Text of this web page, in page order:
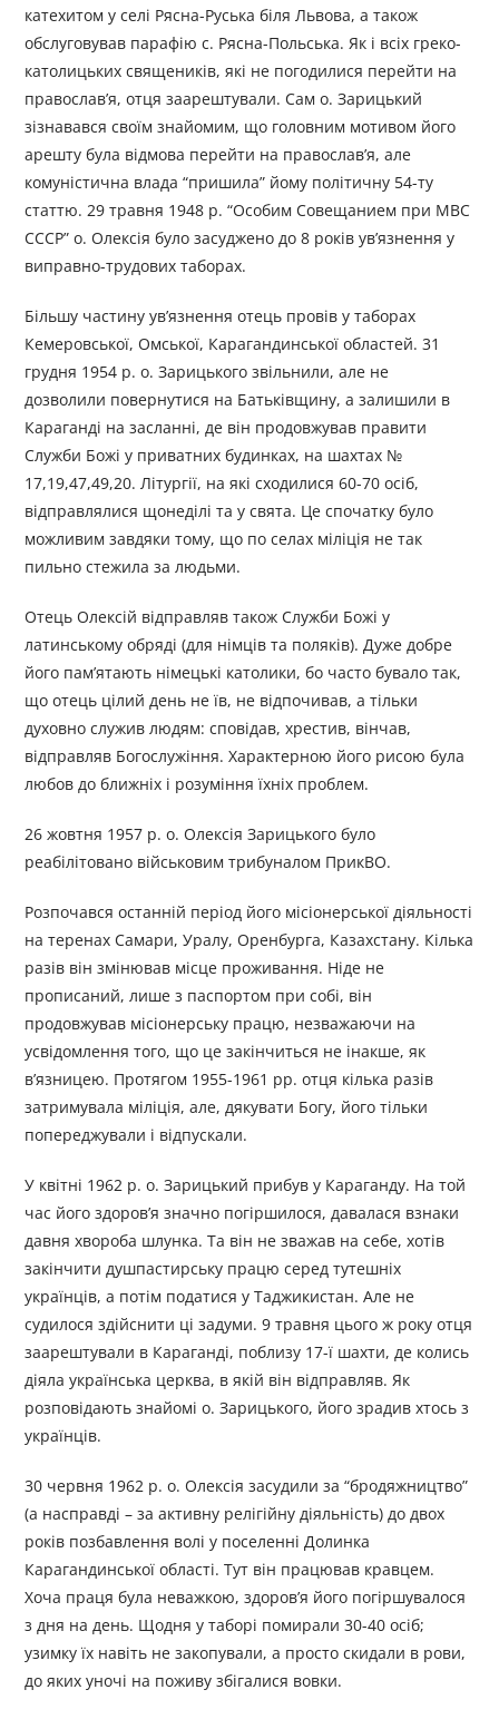
катехитом у селі Рясна-Руська біля Львова, а також
обслуговував парафію с. Рясна-Польська. Як і всіх греко-
католицьких священиків, які не погодилися перейти на
православ’я, отця заарештували. Сам о. Зарицький
зізнавався своїм знайомим, що головним мотивом його
арешту була відмова перейти на православ’я, але
комуністична влада “пришила” йому політичну 54-ту
статтю. 29 травня 1948 р. “Особим Совещанием при МВС
СССР” о. Олексія було засуджено до 8 років ув’язнення у
виправно-трудових таборах.
Більшу частину ув’язнення отець провів у таборах
Кемеровської, Омської, Карагандинської областей. 31
грудня 1954 р. о. Зарицького звільнили, але не
дозволили повернутися на Батьківщину, а залишили в
Караганді на засланні, де він продовжував правити
Служби Божі у приватних будинках, на шахтах №
17,19,47,49,20. Літургії, на які сходилися 60-70 осіб,
відправлялися щонеділі та у свята. Це спочатку було
можливим завдяки тому, що по селах міліція не так
пильно стежила за людьми.
Отець Олексій відправляв також Служби Божі у
латинському обряді (для німців та поляків). Дуже добре
його пам’ятають німецькі католики, бо часто бувало так,
що отець цілий день не їв, не відпочивав, а тільки
духовно служив людям: сповідав, хрестив, вінчав,
відправляв Богослужіння. Характерною його рисою була
любов до ближніх і розуміння їхніх проблем.
26 жовтня 1957 р. о. Олексія Зарицького було
реабілітовано військовим трибуналом ПрикВО.
Розпочався останній період його місіонерської діяльності
на теренах Самари, Уралу, Оренбурга, Казахстану. Кілька
разів він змінював місце проживання. Ніде не
прописаний, лише з паспортом при собі, він
продовжував місіонерську працю, незважаючи на
усвідомлення того, що це закінчиться не інакше, як
в’язницею. Протягом 1955-1961 рр. отця кілька разів
затримувала міліція, але, дякувати Богу, його тільки
попереджували і відпускали.
У квітні 1962 р. о. Зарицький прибув у Караганду. На той
час його здоров’я значно погіршилося, давалася взнаки
давня хвороба шлунка. Та він не зважав на себе, хотів
закінчити душпастирську працю серед тутешніх
українців, а потім податися у Таджикистан. Але не
судилося здійснити ці задуми. 9 травня цього ж року отця
заарештували в Караганді, поблизу 17-ї шахти, де колись
діяла українська церква, в якій він відправляв. Як
розповідають знайомі о. Зарицького, його зрадив хтось з
українців.
30 червня 1962 р. о. Олексія засудили за “бродяжництво”
(а насправді – за активну релігійну діяльність) до двох
років позбавлення волі у поселенні Долинка
Карагандинської області. Тут він працював кравцем.
Хоча праця була неважкою, здоров’я його погіршувалося
з дня на день. Щодня у таборі помирали 30-40 осіб;
узимку їх навіть не закопували, а просто скидали в рови,
до яких уночі на поживу збігалися вовки.